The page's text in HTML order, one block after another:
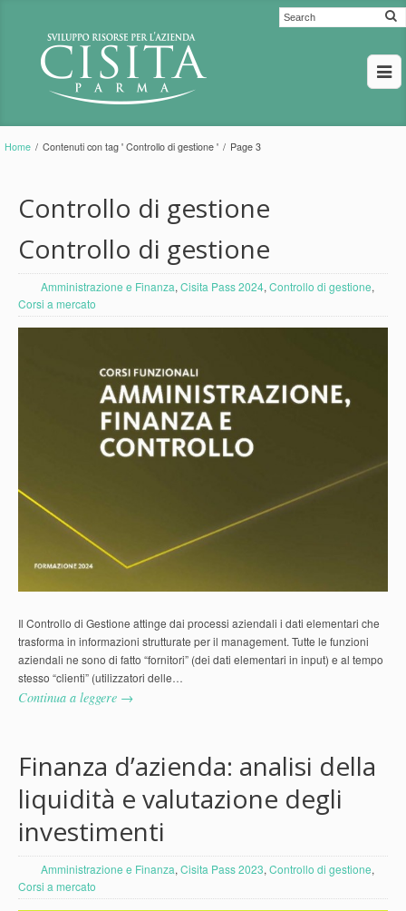
Home / Contenuti con tag ' Controllo di gestione ' / Page 3
Controllo di gestione
Controllo di gestione
Amministrazione e Finanza, Cisita Pass 2024, Controllo di gestione,
Corsi a mercato
Il Controllo di Gestione attinge dai processi aziendali i dati elementari che
trasforma in informazioni strutturate per il management. Tutte le funzioni
aziendali ne sono di fatto “fornitori” (dei dati elementari in input) e al tempo
stesso “clienti” (utilizzatori delle…
Continua a leggere →
Finanza d’azienda: analisi della
liquidità e valutazione degli
investimenti
Amministrazione e Finanza, Cisita Pass 2023, Controllo di gestione,
Corsi a mercato